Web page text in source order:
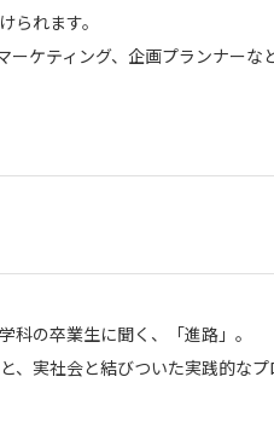
られます。
ケティング、企画プランナーな
科の卒業生に聞く、「進路」。
、実社会と結びついた実践的な